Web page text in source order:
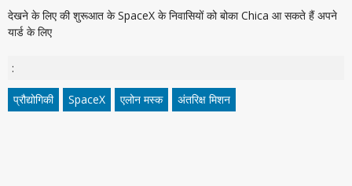
देखने के लिए की शुरूआत के SpaceX के निवासियों को बोका Chica आ सकते हैं अपने
यार्ड के लिए
:
प्रौद्योगिकी SpaceX एलोन मस्क अंतरिक्ष मिशन